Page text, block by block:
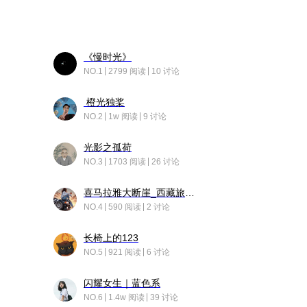
《慢时光》
NO.1 2799 阅读 10 讨论
橙光独桨
NO.2 1w 阅读 9 讨论
光影之孤荷
NO.3 1703 阅读 26 讨论
NO.4 590 阅读 2 讨论
长椅上的123
NO.5 921 阅读 6 讨论
闪耀女生｜蓝色系
NO.6 1.4w 阅读 39 讨论